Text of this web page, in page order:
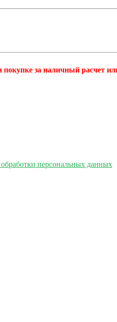
за наличный расчет
персональных данных